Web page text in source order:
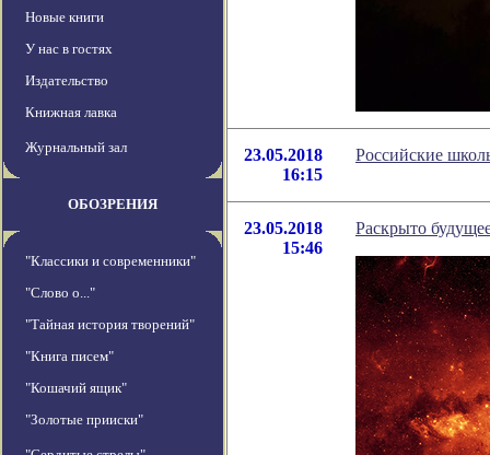
Новые книги
У нас в гостях
Издательство
Книжная лавка
Журнальный зал
ОБОЗРЕНИЯ
"Классики и современники"
"Слово о..."
"Тайная история творений"
"Книга писем"
"Кошачий ящик"
"Золотые прииски"
23.05.2018
16:15
Российские
23.05.2018
15:46
Раскрыто